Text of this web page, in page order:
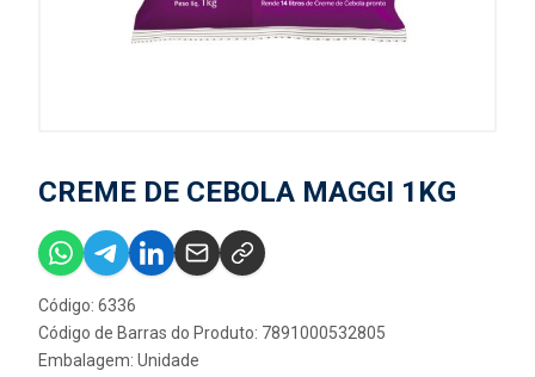
CREME DE CEBOLA MAGGI 1KG
Código: 6336
Código de Barras do Produto: 7891000532805
Embalagem: Unidade